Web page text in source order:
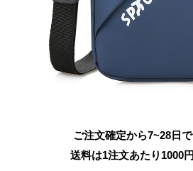
ご注文確定から7~28日
送料は1注文あたり 1000